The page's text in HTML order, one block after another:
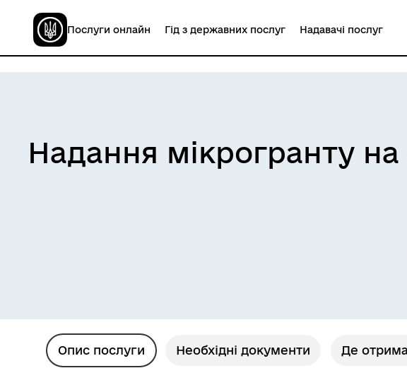
Послуги онлайн Гід з державних послуг Надавачі послуг
Надання мікрогранту
Опис послуги Необхідні документи Де